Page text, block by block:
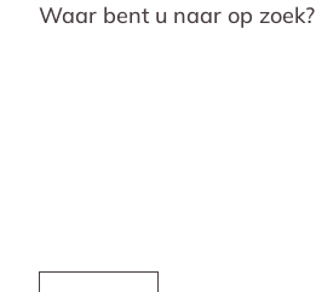
Waar bent u naar op zoek?